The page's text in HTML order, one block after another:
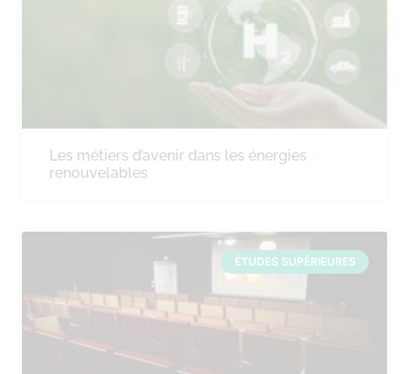
Les métiers d’avenir dans les énergies
renouvelables
ÉTUDES SUPÉRIEURES